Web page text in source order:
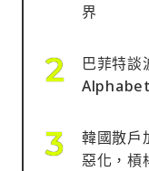
界
巴菲特談
Alphabet
韓國散戶
惡化，槓